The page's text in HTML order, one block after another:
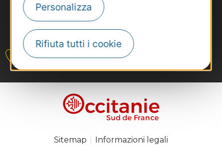
Personalizza
Rifiuta tutti i cookie
#VoyageOccitanie
Contattateci
Sitemap Informazioni legali